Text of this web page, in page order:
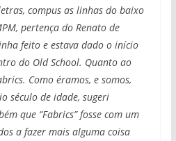
compus as linhas do baixo
pertença do Renato de
feito e estava dado o início
do Old School. Quanto ao
Como éramos, e somos,
século de idade, sugeri
que “Fabrics” fosse com um
a fazer mais alguma coisa